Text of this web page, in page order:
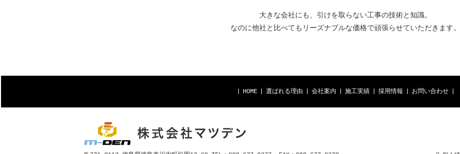
大きな会社にも、引けを取らない工事の技術と知識。
なのに他社と比べてもリーズナブルな価格で頑張らせていただきます。
HOME 選ばれる理由 会社案内 施工実績 採用情報 お問い合わせ
株式会社マツデン